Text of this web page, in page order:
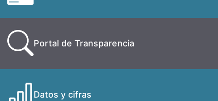
Portal de Transparencia
Datos y cifras